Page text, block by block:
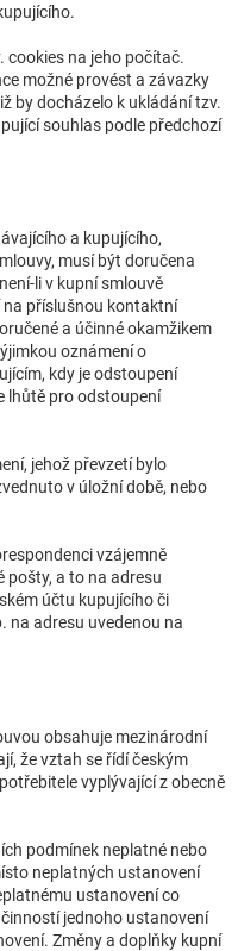
cookies na jeho počítač.
možné provést a závazky
by docházelo k ukládání tzv.
souhlas podle předchozí
a kupujícího,
musí být doručena
li v kupní smlouvě
na příslušnou kontaktní
a účinné okamžikem
oznámení o
kdy je odstoupení
lhůtě pro odstoupení
jehož převzetí bylo
v úložní době, nebo
vzájemně
a to na adresu
účtu kupujícího či
na adresu uvedenou na
obsahuje mezinárodní
že vztah se řídí českým
vyplývající z obecně
podmínek neplatné nebo
neplatných ustanovení
ustanovení co
jednoho ustanovení
Změny a doplňky kupní